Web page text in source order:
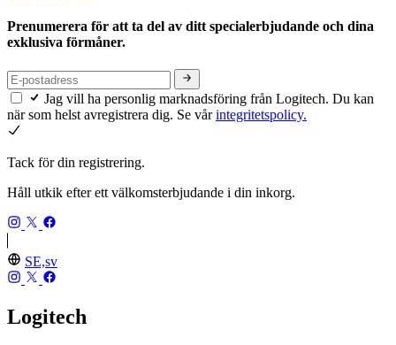
Prenumerera för att ta del av ditt specialerbjudande och dina
exklusiva förmåner.
Jag vill ha personlig marknadsföring från Logitech. Du kan
när som helst avregistrera dig. Se vårintegritetspolicy.
Tack för din registrering.
Håll utkik efter ett välkomsterbjudande i din inkorg.
SE,sv
Logitech